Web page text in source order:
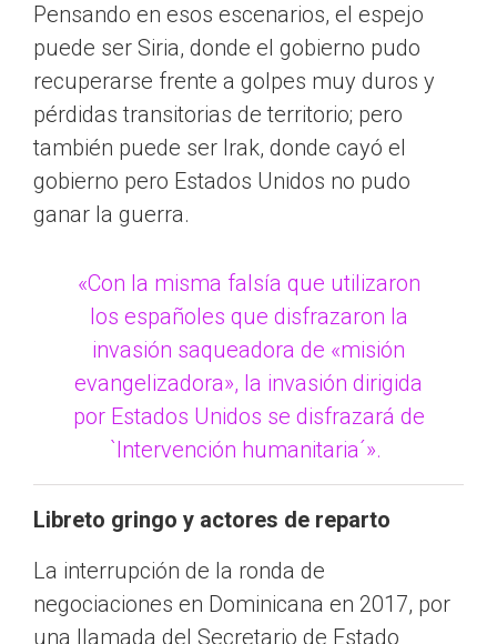
Pensando en esos escenarios, el espejo
puede ser Siria, donde el gobierno pudo
recuperarse frente a golpes muy duros y
pérdidas transitorias de territorio; pero
también puede ser Irak, donde cayó el
gobierno pero Estados Unidos no pudo
ganar la guerra.
«Con la misma falsía que utilizaron
los españoles que disfrazaron la
invasión saqueadora de «misión
evangelizadora», la invasión dirigida
por Estados Unidos se disfrazará de
`Intervención humanitaria´».
Libreto gringo y actores de reparto
La interrupción de la ronda de
negociaciones en Dominicana en 2017, por
una llamada del Secretario de Estado